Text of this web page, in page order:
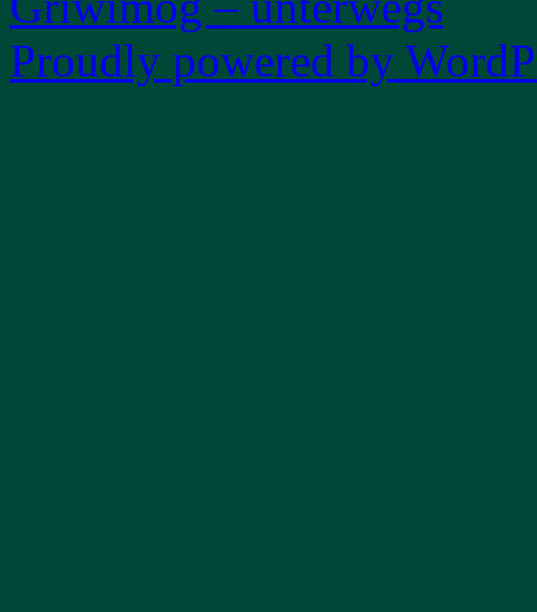
Proudly powered by